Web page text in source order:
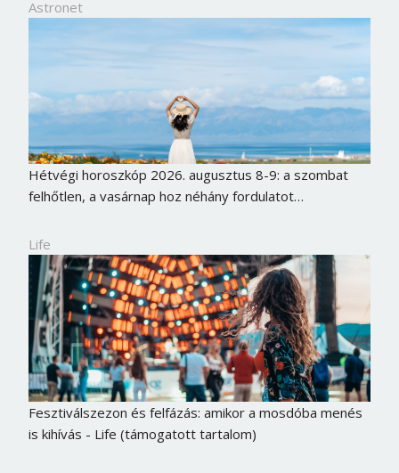
Astronet
Hétvégi horoszkóp 2026. augusztus 8-9: a szombat
felhőtlen, a vasárnap hoz néhány fordulatot…
Life
Fesztiválszezon és felfázás: amikor a mosdóba menés
is kihívás - Life (támogatott tartalom)
Borsonline bejelentkezés
E-mail cím vagy felhasználónév